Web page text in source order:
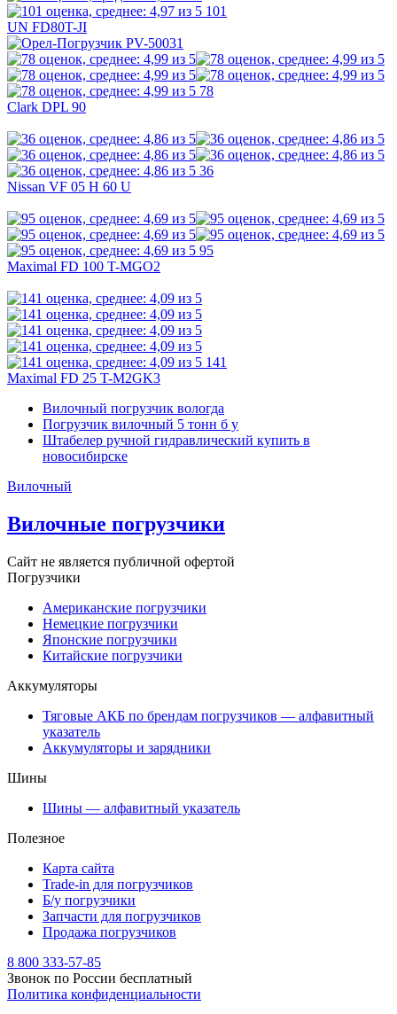
101
UN FD80T-JI
78
Clark DPL 90
36
Nissan VF 05 H 60 U
95
Maximal FD 100 T-MGO2
141
Maximal FD 25 T-M2GK3
Вилочный погрузчик вологда
Погрузчик вилочный 5 тонн б у
Штабелер ручной гидравлический купить в
новосибирске
Вилочный
Вилочные погрузчики
Сайт не является публичной офертой
Погрузчики
Американские погрузчики
Немецкие погрузчики
Японские погрузчики
Китайские погрузчики
Аккумуляторы
Тяговые АКБ по брендам погрузчиков — алфавитный
указатель
Аккумуляторы и зарядники
Шины
Шины — алфавитный указатель
Полезное
Карта сайта
Trade-in для погрузчиков
Б/у погрузчики
Запчасти для погрузчиков
Продажа погрузчиков
8 800 333-57-85
Звонок по России бесплатный
Политика конфиденциальности